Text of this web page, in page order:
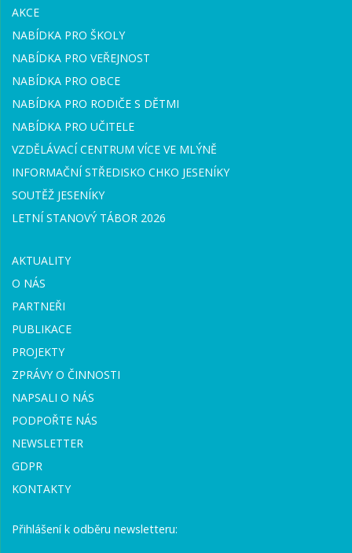
AKCE
NABÍDKA PRO ŠKOLY
NABÍDKA PRO VEŘEJNOST
NABÍDKA PRO OBCE
NABÍDKA PRO RODIČE S DĚTMI
NABÍDKA PRO UČITELE
VZDĚLÁVACÍ CENTRUM VÍCE VE MLÝNĚ
INFORMAČNÍ STŘEDISKO CHKO JESENÍKY
SOUTĚŽ JESENÍKY
LETNÍ STANOVÝ TÁBOR 2026
AKTUALITY
O NÁS
PARTNEŘI
PUBLIKACE
PROJEKTY
ZPRÁVY O ČINNOSTI
NAPSALI O NÁS
PODPOŘTE NÁS
NEWSLETTER
GDPR
KONTAKTY
Přihlášení k odběru newsletteru: